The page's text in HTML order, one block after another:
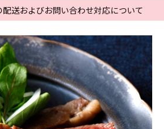
配送およびお問い合わせ対応について